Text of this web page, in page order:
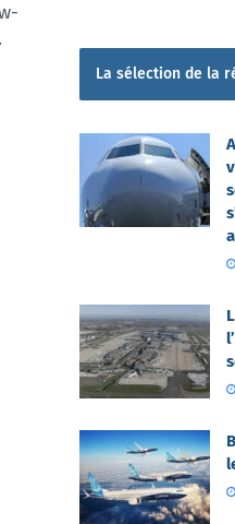
La sélection de la